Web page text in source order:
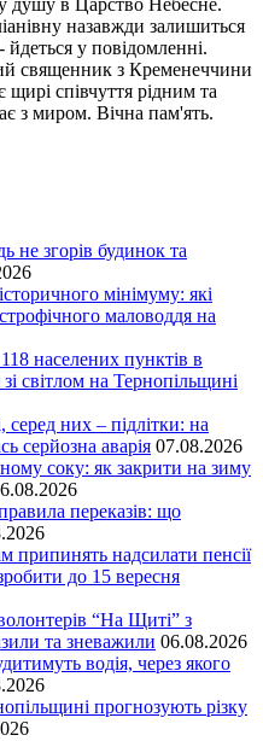
душу в Царство Небесне.
назавжди залишиться
йдеться у повідомленні.
священник з Кременеччини
співчуття рідним та
з миром. Вічна пам'ять.
не згорів будинок та
мінімуму: які
маловоддя на
населених пунктів в
зі світлом на Тернопільщині
серед них – підлітки: на
серйозна аварія 07.08.2026
соку: як закрити на зиму
переказів: що
припинять надсилати пенсії
до 15 вересня
“На Щиті” з
та зневажили 06.08.2026
водія, через якого
прогнозують різку